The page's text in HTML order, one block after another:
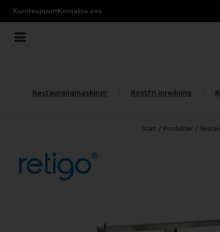
KundsupportKontakta oss
Restaurangmaskiner Rostfri inredning
Start / Produkter /